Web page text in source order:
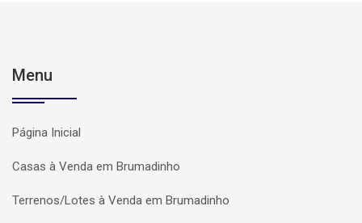
Menu
Página Inicial
Casas à Venda em Brumadinho
Terrenos/Lotes à Venda em Brumadinho